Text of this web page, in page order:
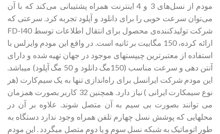
مودم از نسل‌های 3 و 4 اینترنت همراه پشتیبانی می‌کند که با آن
می‌توان سرعت خوبی را برای دانلود و آپلود تجربه کرد. سرعتی ‌که
شرکت تولیدکننده‌ی محصول برای انتقال اطلاعات توسط FD-I40
ارائه کرده، 150 مگابیت بر ثانیه است. در واقع این مودم وایرلس با
استفاده از معتبرترین چیپستهای موجود در جهان تهیه شده و دارای
آنتن دهی و سرعت مناسب (150مگ دانلود و 50 مگ آپلود) میباشد.
این مودم شرکت ایرانسل برای راه‌اندازی تنها به یک سیم‌کارت (هر
نوع سیمکارت ایرانی ) نیاز دارد. همچنین 32 کاربر بصورت همزمان
می توانند بصورت بی سیم به آن متصل شوند. علاوه بر آن در
محلهایی که پوشش نسل چهارم تلفن همراه وجود ندارد دستگاه به
طور اتوماتیک به شبکه نسل سوم و یا دوم متصل میگردد . این مودم